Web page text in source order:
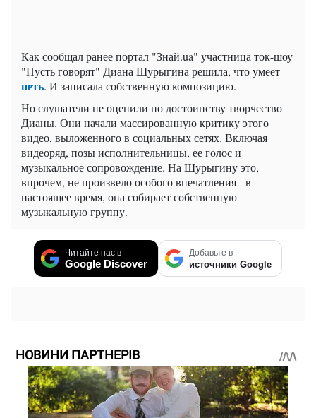
Как сообщал ранее портал "Знай.ua" участница ток-шоу
"Пусть говорят" Диана Шурыгина решила, что умеет
петь. И записала собственную композицию.
Но слушатели не оценили по достоинству творчество
Дианы. Они начали массированную критику этого
видео, выложенного в социальных сетях. Включая
видеоряд, позы исполнительницы, ее голос и
музыкальное сопровождение. На Шурыгину это,
впрочем, не произвело особого впечатления - в
настоящее время, она собирает собственную
музыкальную группу.
Читайте нас в
Google Discover
Добавьте в
источники Google
НОВИНИ ПАРТНЕРІВ